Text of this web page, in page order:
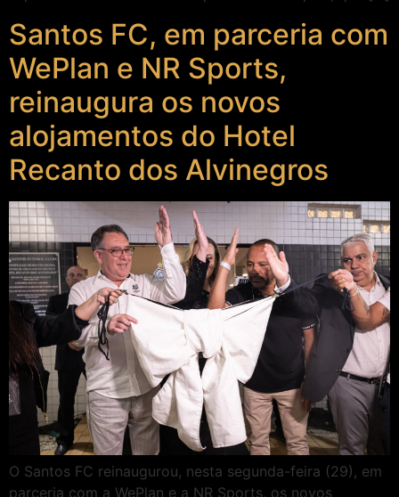
Santos FC, em parceria com
WePlan e NR Sports,
reinaugura os novos
alojamentos do Hotel
Recanto dos Alvinegros
O Santos FC reinaugurou, nesta segunda-feira (29), em
parceria com a WePlan e a NR Sports, os novos